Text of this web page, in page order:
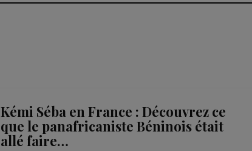
Kémi Séba en France : Découvrez ce
que le panafricaniste Béninois était
allé faire…